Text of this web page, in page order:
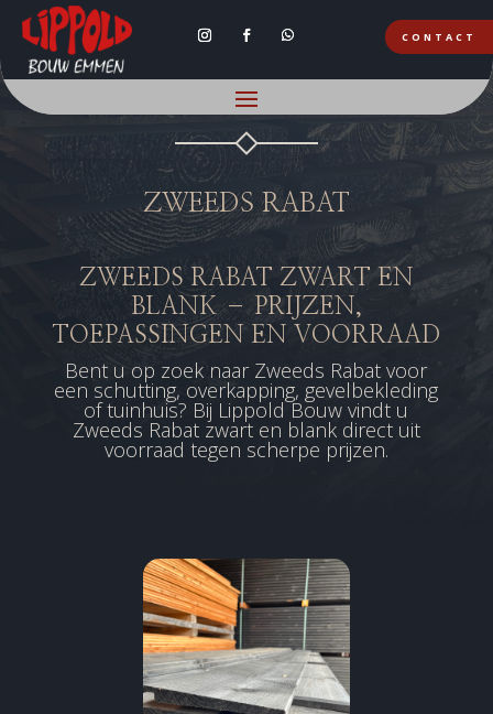
CONTACT
HOUTHANDEL EMMEN
ZWEEDS RABAT
ZWEEDS RABAT ZWART EN
BLANK – PRIJZEN,
TOEPASSINGEN EN VOORRAAD
Bent u op zoek naar Zweeds Rabat voor
een schutting, overkapping, gevelbekleding
of tuinhuis? Bij Lippold Bouw vindt u
Zweeds Rabat zwart en blank direct uit
voorraad tegen scherpe prijzen.